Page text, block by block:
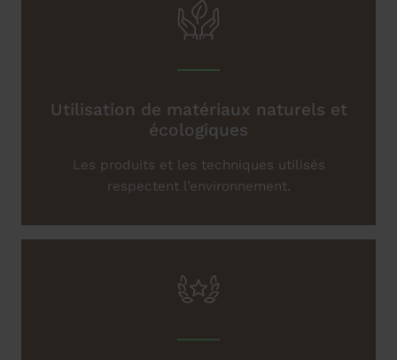
Utilisation de matériaux naturels et
écologiques
Les produits et les techniques utilisés
respectent l’environnement.